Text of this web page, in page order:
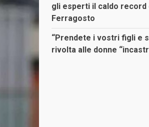
gli esperti il caldo record
Ferragosto
“Prendete i vostri figli e
rivolta alle donne